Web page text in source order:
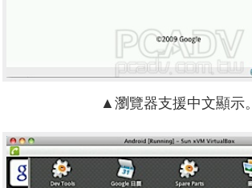
▲瀏覽器支援中文顯示。